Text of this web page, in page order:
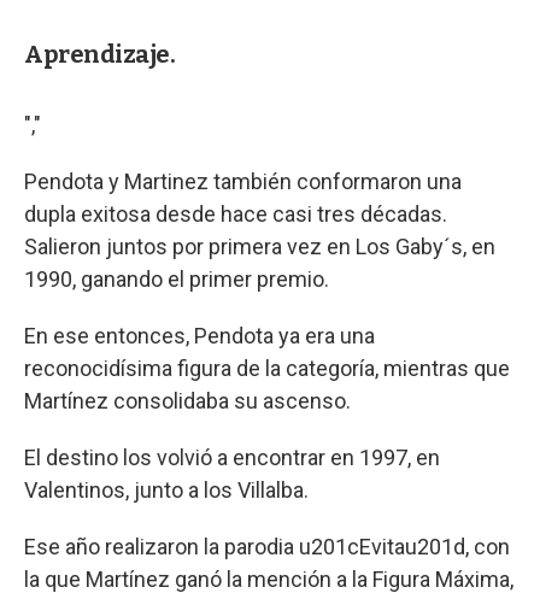
Aprendizaje.
","
Pendota y Martinez también conformaron una
dupla exitosa desde hace casi tres décadas.
Salieron juntos por primera vez en Los Gaby´s, en
1990, ganando el primer premio.
En ese entonces, Pendota ya era una
reconocidísima figura de la categoría, mientras que
Martínez consolidaba su ascenso.
El destino los volvió a encontrar en 1997, en
Valentinos, junto a los Villalba.
Ese año realizaron la parodia u201cEvitau201d, con
la que Martínez ganó la mención a la Figura Máxima,